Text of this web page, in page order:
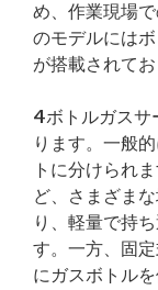
め、作業現場
のモデルには
が搭載されて
4ボトルガスサ
ります。一般
トに分けられ
ど、さまざま
り、軽量で持
す。一方、固
にガスボトル